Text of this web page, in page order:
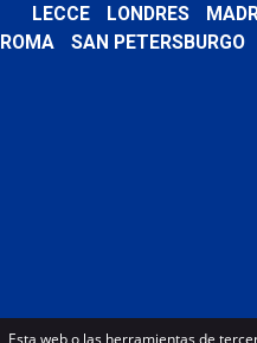
LECCE
LONDRES
ROMA
SAN PETERSBURGO
Esta web o las herramientas de